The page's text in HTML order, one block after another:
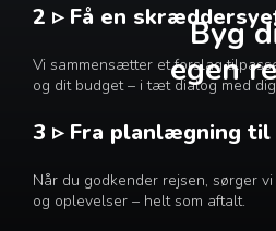
Byg
egen
2 ▹ Få en
Vi sammensætter et forslag
og dit budget – i tæt dialog med
3 ▹ Fra planlægning
Når du godkender rejsen, sørger
og oplevelser – helt som aftalt.